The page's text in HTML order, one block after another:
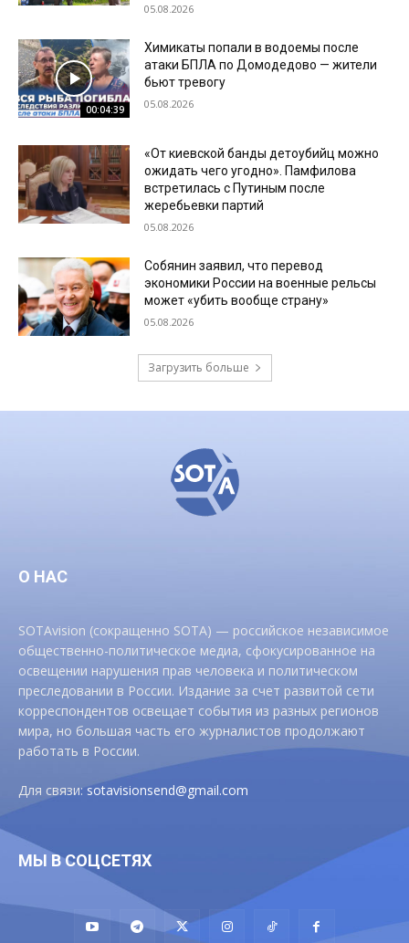
05.08.2026
00:04:39
Химикаты попали в водоемы после
атаки БПЛА по Домодедово — жители
бьют тревогу
05.08.2026
«От киевской банды детоубийц можно
ожидать чего угодно». Памфилова
встретилась с Путиным после
жеребьевки партий
05.08.2026
Собянин заявил, что перевод
экономики России на военные рельсы
может «убить вообще страну»
05.08.2026
Загрузить больше
О НАС
SOTAvision (сокращенно SOTA) — российское независимое
общественно-политическое медиа, сфокусированное на
освещении нарушения прав человека и политическом
преследовании в России. Издание за счет развитой сети
корреспондентов освещает события из разных регионов
мира, но большая часть его журналистов продолжают
работать в России.
Для связи:sotavisionsend@gmail.com
МЫ В СОЦСЕТЯХ